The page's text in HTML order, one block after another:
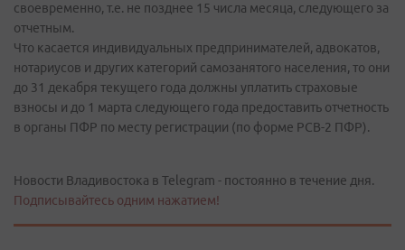
своевременно, т.е. не позднее 15 числа месяца, следующего за
отчетным.
Что касается индивидуальных предпринимателей, адвокатов,
нотариусов и других категорий самозанятого населения, то они
до 31 декабря текущего года должны уплатить страховые
взносы и до 1 марта следующего года предоставить отчетность
в органы ПФР по месту регистрации (по форме РСВ-2 ПФР).
Новости Владивостока в Telegram - постоянно в течение дня.
Подписывайтесь одним нажатием!